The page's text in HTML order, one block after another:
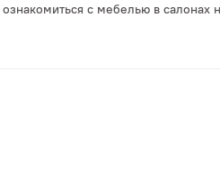
с мебелью в салонах